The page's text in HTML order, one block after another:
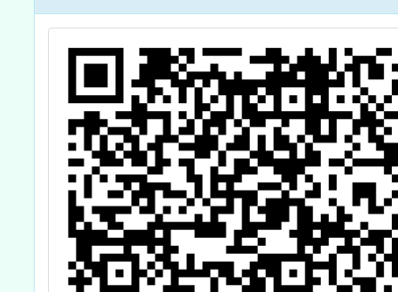
音樂賀卡」工作
坊